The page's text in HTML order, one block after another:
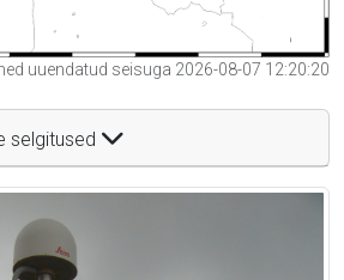
uuendatud seisuga 2026-08-07 12:20:20
selgitused